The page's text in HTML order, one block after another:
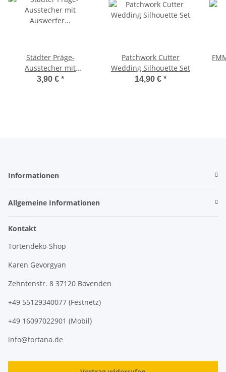
Städter Präge-
Ausstecher mit
Auswerfer Fussball 5 cm
3,90 € *
Patchwork Cutter
Wedding Silhouette Set
14,90 € *
Informationen
Allgemeine Informationen
Kontakt
Tortendeko-Shop
Karen Gevorgyan
Zehntenstr. 8 37120 Bovenden
+49 55129340077 (Festnetz)
+49 16097022901 (Mobil)
info@tortana.de